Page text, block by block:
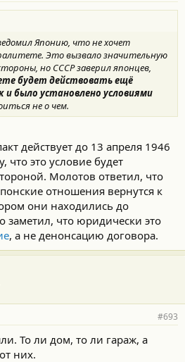
Японию, что не хочет
Это вызвало значительную
но СССР заверил японцев,
будет действовать ещё
и было установлено условиями
не о чем.
действует до 13 апреля 1946
что это условие будет
Молотов ответил, что
отношения вернутся к
они находились до
заметил, что юридически это
, а не денонсацию договора.
#693
То ли дом, то ли гараж, а
них.